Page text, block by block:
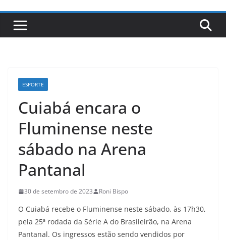
ESPORTE
Cuiabá encara o
Fluminense neste
sábado na Arena
Pantanal
30 de setembro de 2023 Roni Bispo
O Cuiabá recebe o Fluminense neste sábado, às 17h30,
pela 25ª rodada da Série A do Brasileirão, na Arena
Pantanal. Os ingressos estão sendo vendidos por